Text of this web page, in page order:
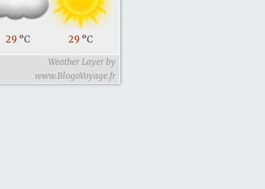
29 °C 29 °C
Weather Layer by
www.BlogoVoyage.fr